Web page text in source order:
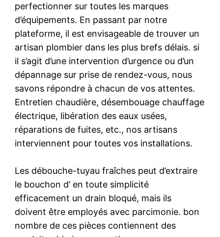
perfectionner sur toutes les marques
d’équipements. En passant par notre
plateforme, il est envisageable de trouver un
artisan plombier dans les plus brefs délais. si
il s’agit d’une intervention d’urgence ou d’un
dépannage sur prise de rendez-vous, nous
savons répondre à chacun de vos attentes.
Entretien chaudière, désembouage chauffage
électrique, libération des eaux usées,
réparations de fuites, etc., nos artisans
interviennent pour toutes vos installations.
Les débouche-tuyau fraîches peut d’extraire
le bouchon d’ en toute simplicité
efficacement un drain bloqué, mais ils
doivent être employés avec parcimonie. bon
nombre de ces pièces contiennent des